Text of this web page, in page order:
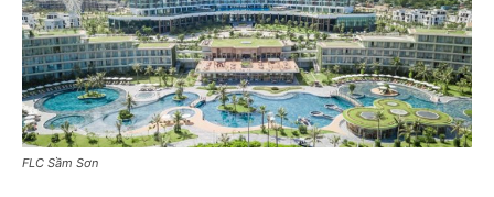
FLC Sầm Sơn